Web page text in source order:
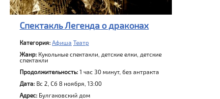
Спектакль Легенда о драконах
Категория: Афиша Театр
Жанр: Кукольные спектакли, детские елки, детские
спектакли
Продолжительность: 1 час 30 минут, без антракта
Дата: Вс 2, Сб 8 ноября, 13:00
Адрес: Булгаковский дом